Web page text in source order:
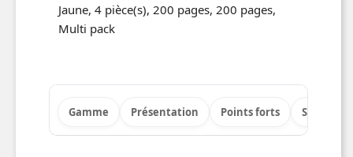
Jaune, 4 pièce(s), 200 pages, 200 pages,
Multi pack
Gamme Présentation Points forts